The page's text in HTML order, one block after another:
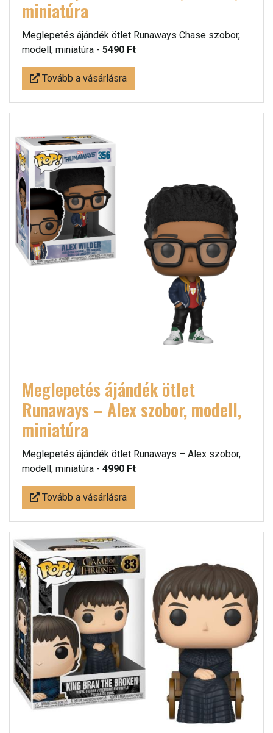
miniatúra
Meglepetés ájándék ötlet Runaways Chase szobor,
modell, miniatúra - 5490 Ft
Tovább a vásárlásra
Meglepetés ájándék ötlet
Runaways – Alex szobor, modell,
miniatúra
Meglepetés ájándék ötlet Runaways – Alex szobor,
modell, miniatúra - 4990 Ft
Tovább a vásárlásra